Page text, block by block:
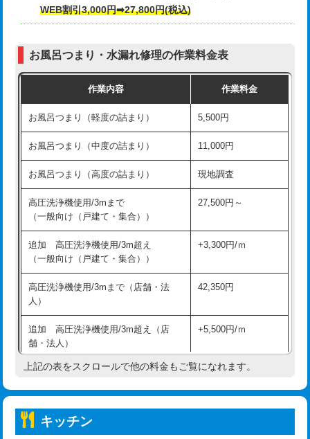
交換・取付（タンク）
交換・取付（普通便座） 11,000円+材料費
交換・取付（温水洗浄便座） 16,500円+材料費
交換・取付(単水栓（壁付・デッキ
式）)
13,200円+材料費
交換・取付(混合水栓（壁付・デッキ
式・ワンホール）)
16,500円+材料費
交換・取付(排水栓・排水トラップ
（P/S/ポップアップ））
22,000円+材料費
交換・取付（その他部品） 11,000円+材料費
持込商品取付（単水栓） 13,200円
持込商品取付（混合水栓）
持込商品取付（浄水器・分岐水栓） 16,500円
持込商品取付（温水洗浄便座） 22,000円
持込商品取付（普通便座⇔温水洗浄便
22,000円
給水管工事※（ホール加工)
WEB割引3,000円➡27,800円(税込)
お風呂つまり・水漏れ修理の作業料金表
作業内容 作業料金
お風呂つまり（軽度の詰まり） 5,500円
お風呂つまり（中度の詰まり） 11,000円
お風呂つまり（高度の詰まり） 現地調査
高圧洗浄機使用/3mまで
（一般向け（戸建て・集合））
27,500円～
追加 高圧洗浄機使用/3m超え
（一般向け（戸建て・集合））
+3,300円/ｍ
高圧洗浄機使用/3mまで（店舗・法
人）
42,350円
追加 高圧洗浄機使用/3m超え（店
舗・法人）
+5,500円/ｍ
高度高圧洗浄換 現地調査
トーラー機使用/3mまで
上記の表をスクロールで他の料金もご覧になれます。
キッチン